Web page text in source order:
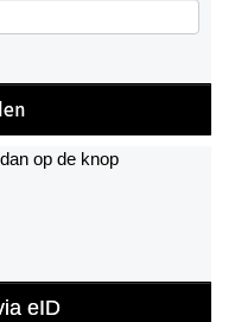
op de knop
eID